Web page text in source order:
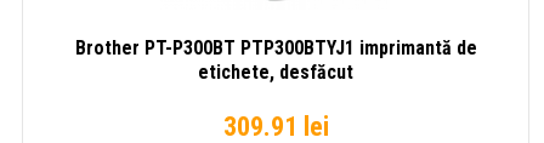
Brother PT-P300BT PTP300BTYJ1 imprimantă de
etichete, desfăcut
309.91 lei